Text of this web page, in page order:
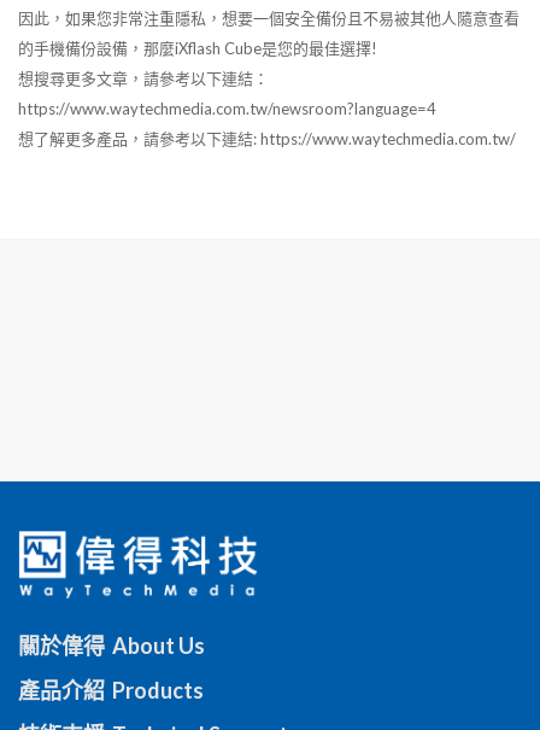
因此，如果您非常注重隱私，想要一個安全備份且不易被其他人隨意查看
的手機備份設備，那麼iXflash Cube是您的最佳選擇!
想搜尋更多文章，請參考以下連結：
https://www.waytechmedia.com.tw/newsroom?language=4
想了解更多產品，請參考以下連結: https://www.waytechmedia.com.tw/
關於偉得 About Us
產品介紹 Products